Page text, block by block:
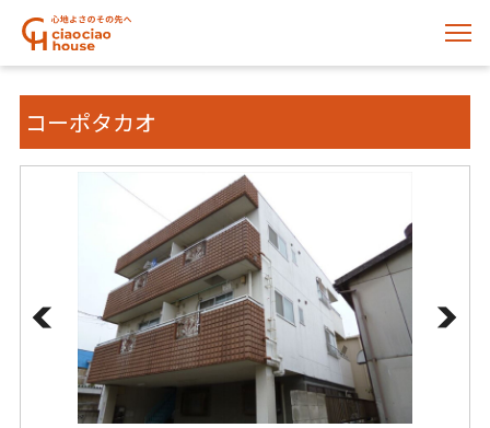
コーポタカオ